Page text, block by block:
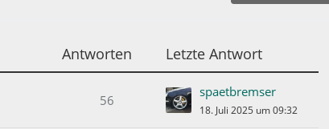
Antworten Letzte Antwort
56
spaetbremser
18. Juli 2025 um 09:32